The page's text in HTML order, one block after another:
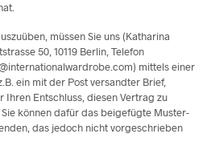
müssen Sie uns (Katharina
50, 10119 Berlin, Telefon
mittels einer
ein mit der Post versandter Brief,
Ihren Entschluss, diesen Vertrag zu
können dafür das beigefügte Muster-
das jedoch nicht vorgeschrieben